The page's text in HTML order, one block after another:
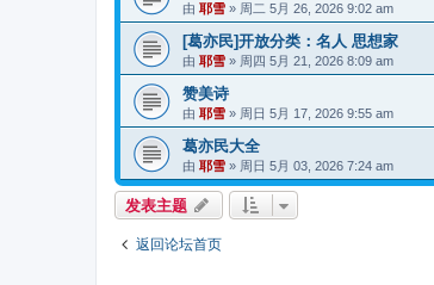
由 耶雪 » 周二 5月 26, 2026 9:02 am
[葛亦民]开放分类：名人 思想家
由 耶雪 » 周四 5月 21, 2026 8:09 am
赞美诗
由 耶雪 » 周日 5月 17, 2026 9:55 am
葛亦民大全
由 耶雪 » 周日 5月 03, 2026 7:24 am
发表主题
返回论坛首页